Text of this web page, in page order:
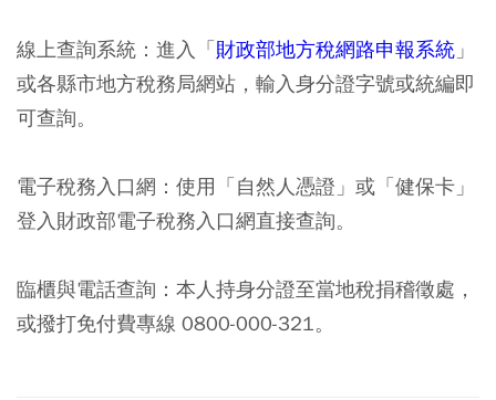
線上查詢系統： 進入「財政部地方稅網路申報系統 」
或各縣市地方稅務局網站，輸入身分證字號或統編即
可查詢。
電子稅務入口網： 使用「自然人憑證」或「健保卡」
登入財政部電子稅務入口網直接查詢。
臨櫃與電話查詢： 本人持身分證至當地稅捐稽徵處，
或撥打免付費專線 0800-000-321。